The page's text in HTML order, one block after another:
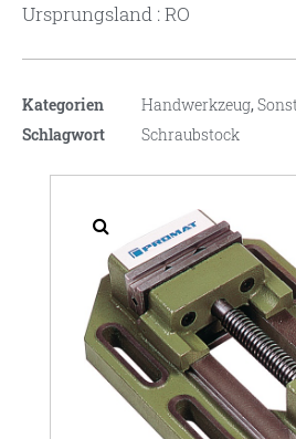
Ursprungsland : RO
Kategorien Handwerkzeug,
Schlagwort
Schraubstock